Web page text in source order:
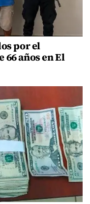
por el
años en El